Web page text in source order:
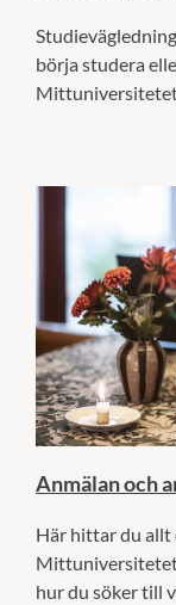
börja studera
Anmälan och
Här hittar du allt
hur du söker till